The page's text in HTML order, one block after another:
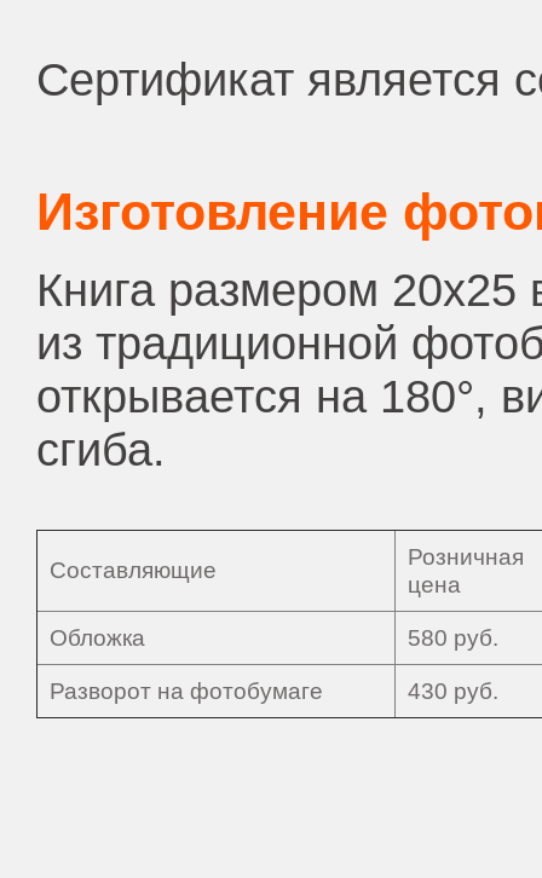
Сертификат является
Изготовление
Книга размером 20х25
из традиционной
открывается на 180°,
сгиба.
Составляющие
Розничная
цена
Обложка 580 руб.
Разворот на фотобумаге 430 руб.